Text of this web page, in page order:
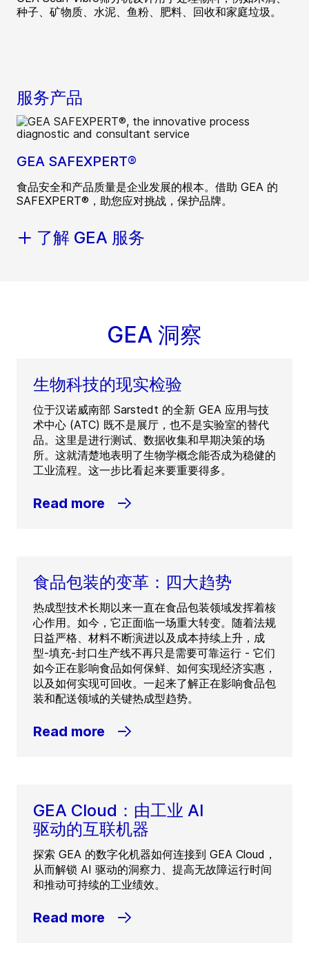
种子、矿物质、水泥、鱼粉、肥料、回收和家庭垃圾。
服务产品
GEA SAFEXPERT®
食品安全和产品质量是企业发展的根本。借助 GEA 的
SAFEXPERT®，助您应对挑战，保护品牌。
了解 GEA 服务
GEA 洞察
生物科技的现实检验
位于汉诺威南部 Sarstedt 的全新 GEA 应用与技
术中心 (ATC) 既不是展厅，也不是实验室的替代
品。这里是进行测试、数据收集和早期决策的场
所。这就清楚地表明了生物学概念能否成为稳健的
工业流程。这一步比看起来要重要得多。
Read more
食品包装的变革：四大趋势
热成型技术长期以来一直在食品包装领域发挥着核
心作用。如今，它正面临一场重大转变。随着法规
日益严格、材料不断演进以及成本持续上升，成
型-填充-封口生产线不再只是需要可靠运行 - 它们
如今正在影响食品如何保鲜、如何实现经济实惠，
以及如何实现可回收。一起来了解正在影响食品包
装和配送领域的关键热成型趋势。
Read more
GEA Cloud：由工业 AI
驱动的互联机器
探索 GEA 的数字化机器如何连接到 GEA Cloud，
从而解锁 AI 驱动的洞察力、提高无故障运行时间
和推动可持续的工业绩效。
Read more